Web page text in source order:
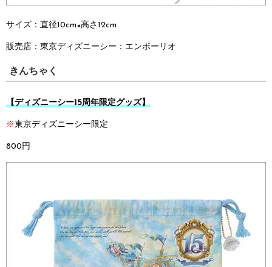
サイズ：直径10cm×高さ12cm
販売店： 東京ディズニーシー： エンポーリオ
きんちゃく
【ディズニーシー15周年限定グッズ】
※東京ディズニーシー限定
800円